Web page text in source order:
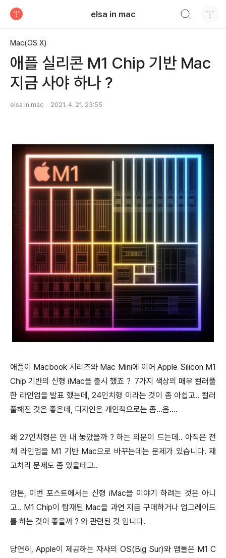
elsa in mac
Mac(OS X)
애플 실리콘 M1 Chip 기반 Mac
지금 사야 하나 ?
elsa in mac 2021. 4. 21. 23:55
애플이 Macbook 시리즈와 Mac Mini에 이어 Apple Silicon M1
Chip 기반의 신형 iMac을 출시 했죠 ? 7가지 색상의 매우 컬러풀
한 라인업을 발표 했는데, 24인치형 이라는 것이 좀 아쉽고.. 컬러
풀해진 것은 좋은데, 디자인은 개인적으로는 좀...음....
왜 27인치형은 안 내 놓았을까 ? 하는 의문이 드는데.. 아직은 전
체 라인업을 M1 기반 Mac으로 바꾸는데는 문제가 있습니다. 재
고처리 문제도 좀 있을테고..
암튼, 이번 포스트에서는 신형 iMac을 이야기 하려는 것은 아니
고.. M1 Chip이 탑재된 Mac을 과연 지금 구매하거나 업그레이드
를 하는 것이 좋을까 ? 와 관련된 것 입니다.
당연히, Apple이 제공하는 자사의 OS(Big Sur)와 앱들은 M1 C